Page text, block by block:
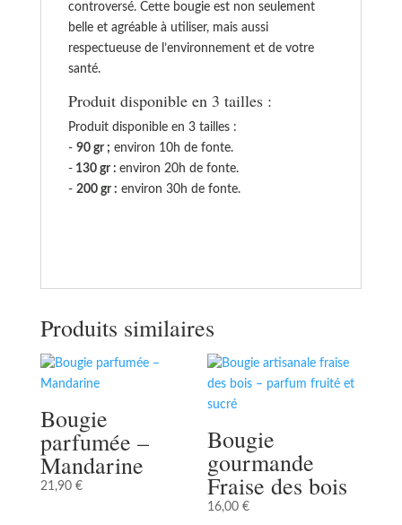
controversé. Cette bougie est non seulement
belle et agréable à utiliser, mais aussi
respectueuse de l’environnement et de votre
santé.
Produit disponible en 3 tailles :
Produit disponible en 3 tailles :
- 90 gr ; environ 10h de fonte.
-130 gr : environ 20h de fonte.
- 200 gr : environ 30h de fonte.
Produits similaires
Bougie
parfumée –
Mandarine
21,90 €
Bougie
gourmande
Fraise des bois
16,00€